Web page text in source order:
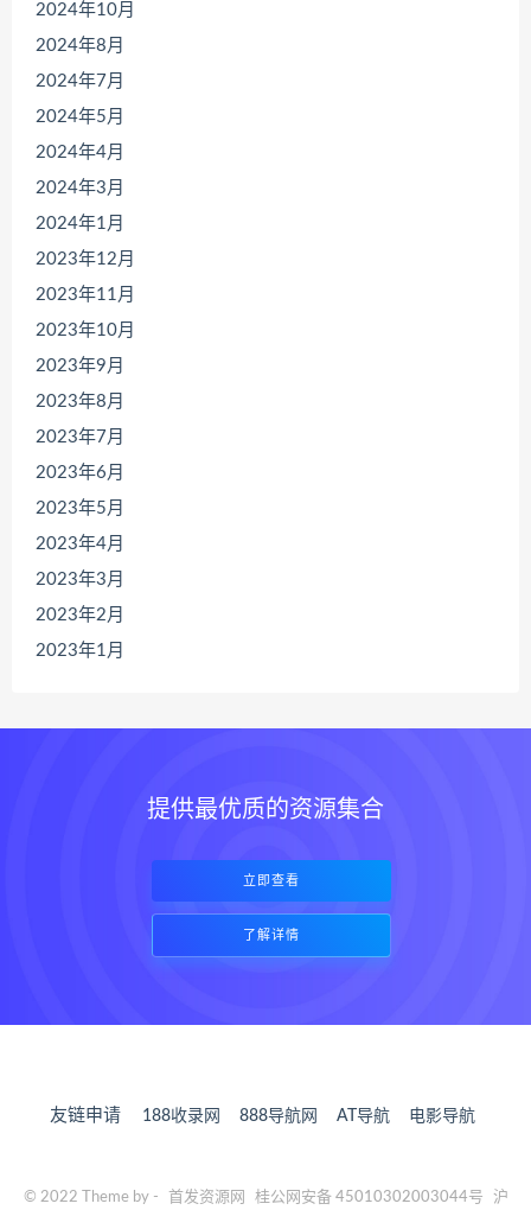
2024年10月
2024年8月
2024年7月
2024年5月
2024年4月
2024年3月
2024年1月
2023年12月
2023年11月
2023年10月
2023年9月
2023年8月
2023年7月
2023年6月
2023年5月
2023年4月
2023年3月
2023年2月
2023年1月
提供最优质的资源集合
立即查看
了解详情
友链申请 188收录网 888导航网 AT导航 电影导航
© 2022 Theme by - 首发资源网 桂公网安备 45010302003044号 沪